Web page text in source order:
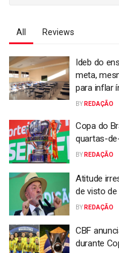
All Reviews
Ideb do
meta,
para inflar
BY REDAÇÃO
Copa do
quartas-
BY REDAÇÃO
Atitude
de visto
BY REDAÇÃO
CBF
durante